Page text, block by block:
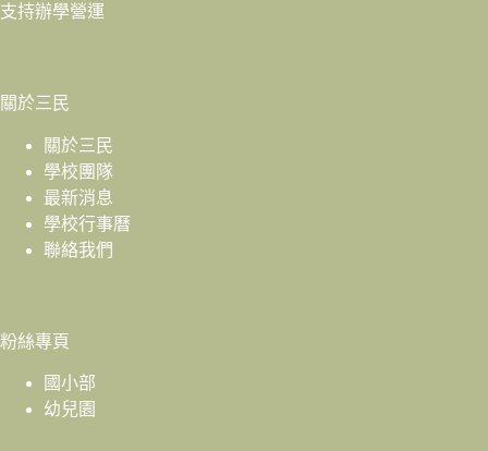
支持辦學營運
關於三民
關於三民
學校團隊
最新消息
學校行事曆
聯絡我們
粉絲專頁
國小部
幼兒園